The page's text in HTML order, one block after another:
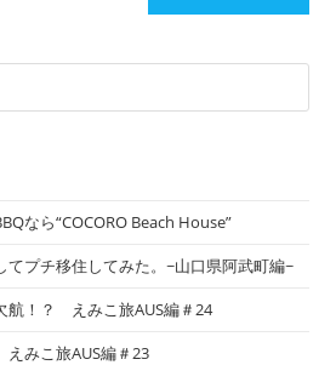
なら“COCORO Beach House”
てプチ移住してみた。~山口県阿武町編~
航！？ えみこ旅AUS編＃24
えみこ旅AUS編＃23